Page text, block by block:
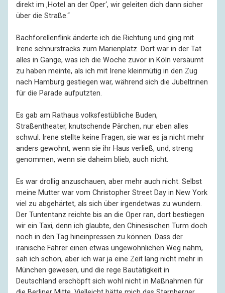
direkt im ‚Hotel an der Oper‘, wir geleiten dich dann sicher
über die Straße.“
Bachforellenflink änderte ich die Richtung und ging mit
Irene schnurstracks zum Marienplatz. Dort war in der Tat
alles in Gange, was ich die Woche zuvor in Köln versäumt
zu haben meinte, als ich mit Irene kleinmütig in den Zug
nach Hamburg gestiegen war, während sich die Jubeltrinen
für die Parade aufputzten.
Es gab am Rathaus volksfestübliche Buden,
Straßentheater, knutschende Pärchen, nur eben alles
schwul. Irene stellte keine Fragen, sie war es ja nicht mehr
anders gewohnt, wenn sie ihr Haus verließ, und, streng
genommen, wenn sie daheim blieb, auch nicht.
Es war drollig anzuschauen, aber mehr auch nicht. Selbst
meine Mutter war vom Christopher Street Day in New York
viel zu abgehärtet, als sich über irgendetwas zu wundern.
Der Tuntentanz reichte bis an die Oper ran, dort bestiegen
wir ein Taxi, denn ich glaubte, den Chinesischen Turm doch
noch in den Tag hineinpressen zu können. Dass der
iranische Fahrer einen etwas ungewöhnlichen Weg nahm,
sah ich schon, aber ich war ja eine Zeit lang nicht mehr in
München gewesen, und die rege Bautätigkeit in
Deutschland erschöpft sich wohl nicht in Maßnahmen für